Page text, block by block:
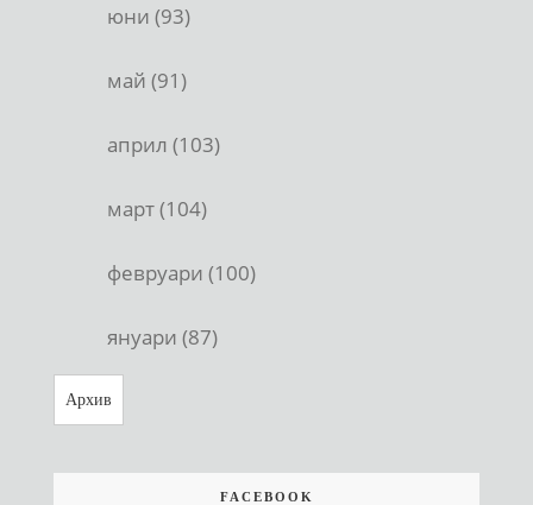
юни (93)
май (91)
април (103)
март (104)
февруари (100)
януари (87)
Архив
FACEBOOK